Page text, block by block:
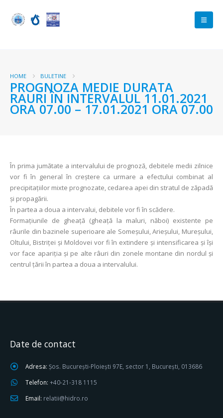
HOME BULETINE
PROGNOZA MEDIE DURATA
RAURI ÎN INTERVALUL 11.01.2021
ORA 07.00 – 17.01.2021 ORA 07.00
În prima jumătate a intervalului de prognoză, debitele medii zilnice
vor fi în general în creştere ca urmare a efectului combinat al
precipitațiilor mixte prognozate, cedarea apei din stratul de zăpadă
şi propagării.
În partea a doua a intervalui, debitele vor fi în scădere.
Formațiunile de gheață (gheață la maluri, năboi) existente pe
râurile din bazinele superioare ale Someșului, Arieșului, Mureşului,
Oltului, Bistriței și Moldovei vor fi în extindere şi intensificarea şi îşi
vor face apariţia şi pe alte râuri din zonele montane din nordul şi
centrul țării în partea a doua a intervalului.
Date de contact
Adresa: Șos. București-Ploiești 97E, sector 1, București, 013686
Telefon: +40-21-318 1115
Email: relatii@hidro.ro